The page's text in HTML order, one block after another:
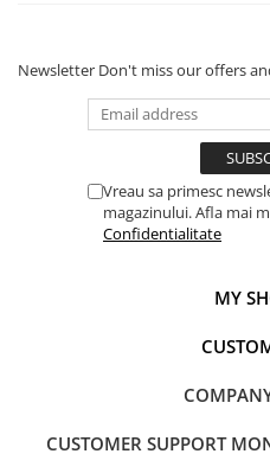
Newsletter Don't miss our offers
Vreau sa primesc
magazinului. Afla mai
Confidentialitate
MY
CUSTOMER SUPPORT